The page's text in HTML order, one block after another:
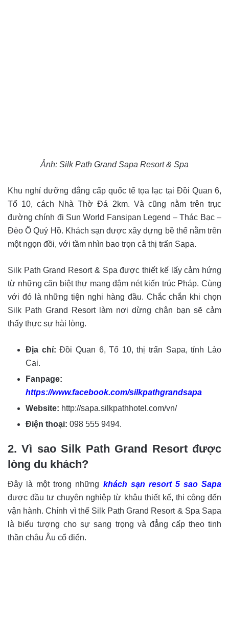
Ảnh: Silk Path Grand Sapa Resort & Spa
Khu nghỉ dưỡng đẳng cấp quốc tế tọa lạc tại Đồi Quan 6,
Tổ 10, cách Nhà Thờ Đá 2km. Và cũng nằm trên trục
đường chính đi Sun World Fansipan Legend – Thác Bạc –
Đèo Ô Quý Hồ. Khách sạn được xây dựng bề thế nằm trên
một ngọn đồi, với tầm nhìn bao trọn cả thị trấn Sapa.
Silk Path Grand Resort & Spa được thiết kế lấy cảm hứng
từ những căn biệt thự mang đậm nét kiến trúc Pháp. Cùng
với đó là những tiện nghi hàng đầu. Chắc chắn khi chọn
Silk Path Grand Resort làm nơi dừng chân bạn sẽ cảm
thấy thực sự hài lòng.
Địa chỉ: Đồi Quan 6, Tổ 10, thị trấn Sapa, tỉnh Lào
Cai.
Fanpage:
https://www.facebook.com/silkpathgrandsapa
Website: http://sapa.silkpathhotel.com/vn/
Điện thoại: 098 555 9494.
2. Vì sao Silk Path Grand Resort được
lòng du khách?
Đây là một trong những khách sạn resort 5 sao Sapa
được đầu tư chuyên nghiệp từ khâu thiết kế, thi công đến
vận hành. Chính vì thế Silk Path Grand Resort & Spa Sapa
là biểu tượng cho sự sang trọng và đẳng cấp theo tinh
thần châu Âu cổ điển.